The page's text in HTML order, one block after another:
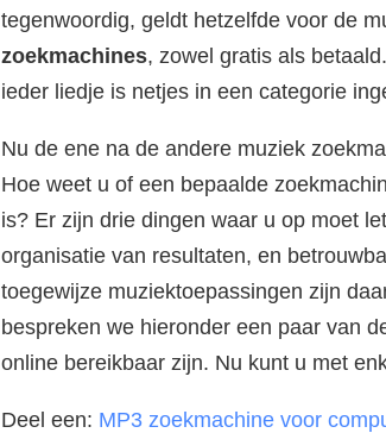
tegenwoordig, geldt hetzelfde voor de
zoekmachines, zowel gratis als
ieder liedje is netjes in een categorie
Nu de ene na de andere muziek
Hoe weet u of een bepaalde
is? Er zijn drie dingen waar u op moet
organisatie van resultaten, en
toegewijze muziektoepassingen zijn
bespreken we hieronder een paar van
online bereikbaar zijn. Nu kunt u met
Deel een: MP3 zoekmachine voor